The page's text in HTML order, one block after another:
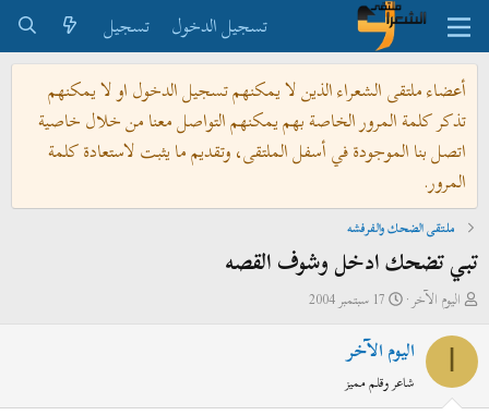
تسجيل الدخول
تسجيل
أعضاء ملتقى الشعراء الذين لا يمكنهم تسجيل الدخول او لا يمكنهم
تذكر كلمة المرور الخاصة بهم يمكنهم التواصل معنا من خلال خاصية
اتصل بنا الموجودة في أسفل الملتقى، وتقديم ما يثبت لاستعادة كلمة
المرور.
ملتقى الضحك والفرفشه
تبي تضحك ادخل وشوف القصه
ب
ئ
اليوم الآخر
ت
خ
17 سبتمبر 2004
اليوم الآخر
شاعر وقلم مميز